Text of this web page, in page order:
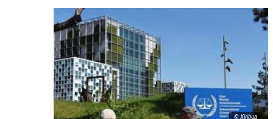
© Xinhua